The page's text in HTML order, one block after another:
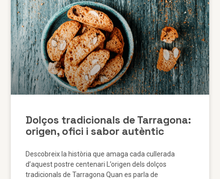
Dolços tradicionals de Tarragona:
origen, ofici i sabor autèntic
Descobreix la història que amaga cada cullerada
d’aquest postre centenari L’origen dels dolços
tradicionals de Tarragona Quan es parla de